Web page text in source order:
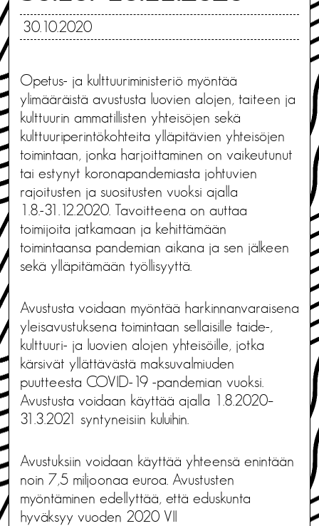
30.10.2020
Opetus- ja kulttuuriministeriö myöntää
ylimääräistä avustusta luovien alojen, taiteen ja
kulttuurin ammatillisten yhteisöjen sekä
kulttuuriperintökohteita ylläpitävien yhteisöjen
toimintaan, jonka harjoittaminen on vaikeutunut
tai estynyt koronapandemiasta johtuvien
rajoitusten ja suositusten vuoksi ajalla
1.8.-31.12.2020. Tavoitteena on auttaa
toimijoita jatkamaan ja kehittämään
toimintaansa pandemian aikana ja sen jälkeen
sekä ylläpitämään työllisyyttä.
Avustusta voidaan myöntää harkinnanvaraisena
yleisavustuksena toimintaan sellaisille taide-,
kulttuuri- ja luovien alojen yhteisöille, jotka
kärsivät yllättävästä maksuvalmiuden
puutteesta COVID-19 -pandemian vuoksi.
Avustusta voidaan käyttää ajalla 1.8.2020–
31.3.2021 syntyneisiin kuluihin.
Avustuksiin voidaan käyttää yhteensä enintään
noin 7,5 miljoonaa euroa. Avustusten
myöntäminen edellyttää, että eduskunta
hyväksyy vuoden 2020 VII